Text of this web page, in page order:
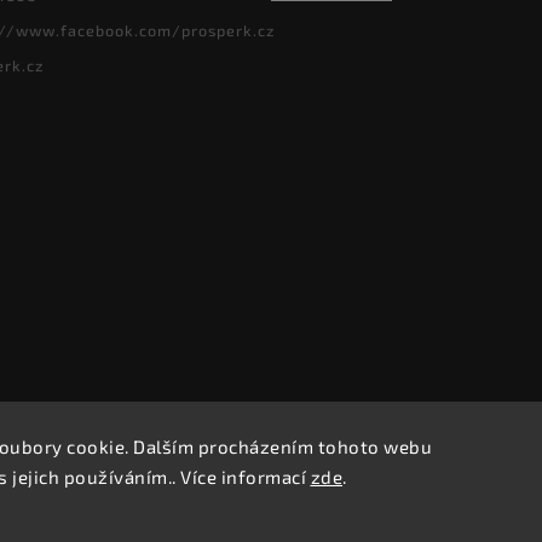
cookie. Dalším procházením tohoto webu
jejich používáním.. Více informací zde.
www.facebook.com/prosperk.cz
Copyright 2026Prošperk.cz. Všechna práva vyhrazena.
VytvořilShoptet | DesignShoptak.cz.